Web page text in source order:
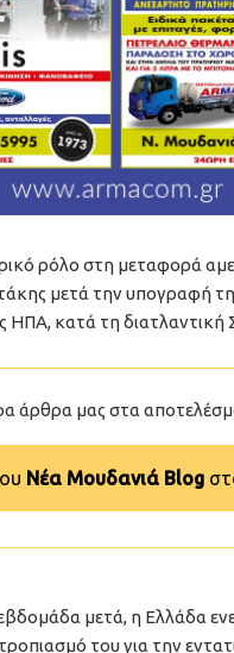
ρόλο στη μεταφορά
μετά την υπογραφή
ΗΠΑ, κατά τη
άρθρα μας στα
Νέα Μουδανιά Blog
μετά, η Ελλάδα
του για την